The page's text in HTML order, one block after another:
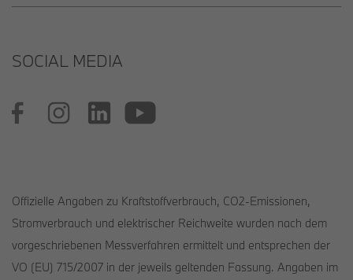
SOCIAL MEDIA
Offizielle Angaben zu Kraftstoffverbrauch, CO2-Emissionen,
Stromverbrauch und elektrischer Reichweite wurden nach dem
vorgeschriebenen Messverfahren ermittelt und entsprechen der
VO (EU) 715/2007 in der jeweils geltenden Fassung. Angaben im